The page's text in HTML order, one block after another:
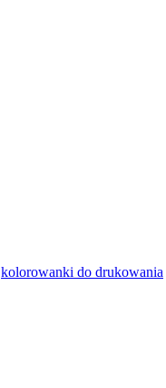
kolorowanki do drukowania